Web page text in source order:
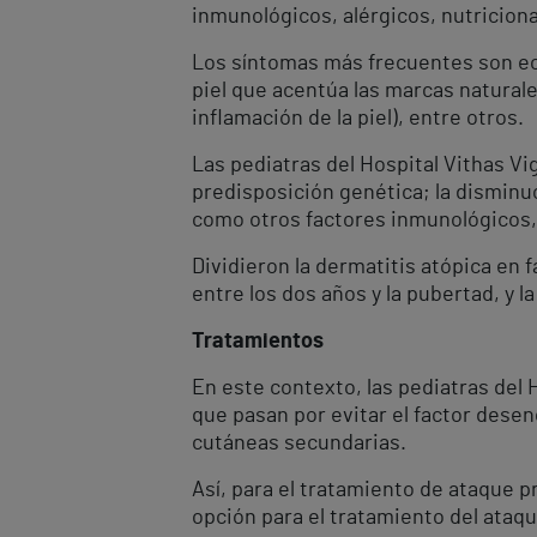
inmunológicos, alérgicos,
Los síntomas más frecuentes son
piel que acentúa las marcas
inflamación de la piel), entre otros.
Las pediatras del Hospital Vithas
predisposición genética; la
como otros factores
Dividieron la dermatitis atópica en
entre los dos años y la pubertad, y
Tratamientos
En este contexto, las pediatras
que pasan por evitar el factor
cutáneas secundarias.
Así, para el tratamiento de ataque
opción para el tratamiento del